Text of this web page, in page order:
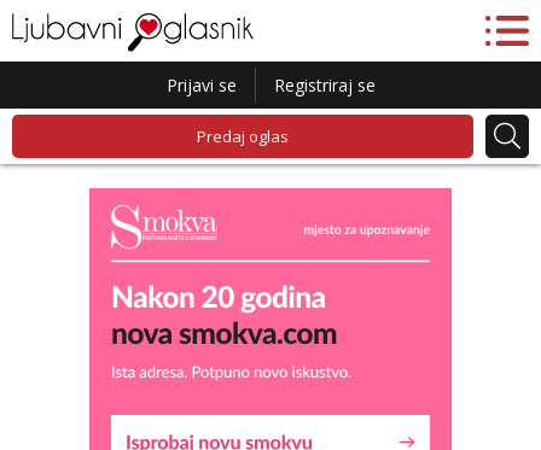
Prijavi se Registriraj se
Predaj oglas